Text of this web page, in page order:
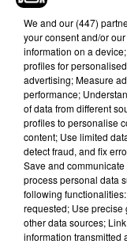
période de la
famille. Cette
pas à quoi
bien, les
qu'une
retour des
We and our (447)
your consent and/or
information on a
profiles for
advertising; Measure
performance;
of data from different
profiles to personalise
content; Use limited
detect fraud, and fix
Save and
process personal data
following
requested; Use
other data sources;
information transmitted